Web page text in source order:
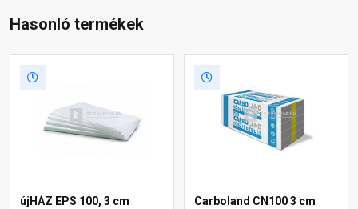
Hasonló termékek
újHÁZ EPS 100, 3 cm
Carboland CN100 3 cm